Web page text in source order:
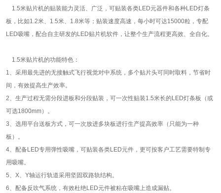
1.5米贴片机的贴装能力灵活、广泛，可贴装各类LED元器件和各种LED灯条
板，比如1.2米、1.5米、1.8米等；贴装速度高速，每小时可达15000粒，专配
LED吸嘴，配合自主研发的LED贴片机软件，让整个生产流程更高效、全自化。
1.5米贴片机的功能特色：
1、采用最先进的无接触式飞行视觉对中系统，多个贴片头可同时取料，节省时
间，有效提高生产效率。
2、生产过程无需分段进板和分段贴装，可一次性贴装1.5米长的LED灯条板（或
可选1800mm）。
3、选用平台送板方式，可一次放进多块板进行生产提高效率（只能为一种
板）。
4、配备LED专用弹性吸嘴，可贴装各类LED元件，更可按客户工艺需要特制专
用吸嘴。
5、X、Y轴运行轨道采用坚固双路轨结构。
6、配备反吹气系统，有效杜绝LED元件被粘在吸嘴上造成漏贴。